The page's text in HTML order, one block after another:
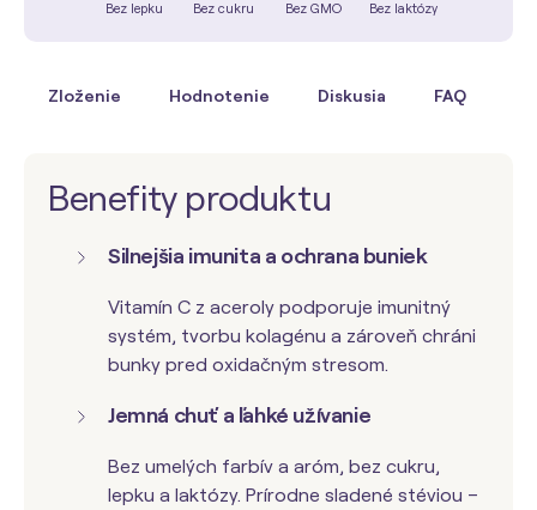
Bez lepku Bez cukru Bez GMO Bez laktózy
Zloženie Hodnotenie Diskusia FAQ
Benefity produktu
Silnejšia imunita a ochrana buniek
Vitamín C z aceroly podporuje imunitný
systém, tvorbu kolagénu a zároveň chráni
bunky pred oxidačným stresom.
Jemná chuť a ľahké užívanie
Bez umelých farbív a aróm, bez cukru,
lepku a laktózy. Prírodne sladené stéviou –